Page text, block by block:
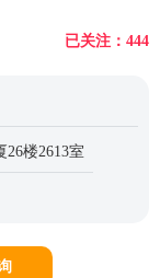
已关注：444
楼2613室